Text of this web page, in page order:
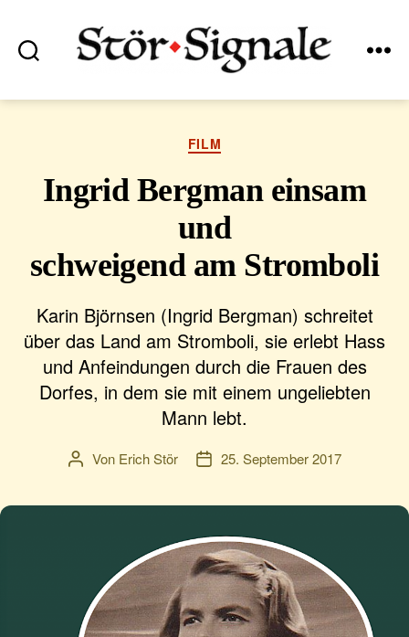
Kategorien
FILM
Ingrid Bergman einsam
und
schweigend am Stromboli
Karin Björnsen (Ingrid Bergman) schreitet
über das Land am Stromboli, sie erlebt Hass
und Anfeindungen durch die Frauen des
Dorfes, in dem sie mit einem ungeliebten
Mann lebt.
Beitragsautor
Von Erich Stör Veröffentlichungsdatum
25. September 2017